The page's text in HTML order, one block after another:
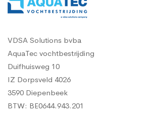
VDSA Solutions bvba
AquaTec vochtbestrijding
Duifhuisweg 10
IZ Dorpsveld 4026
3590 Diepenbeek
BTW: BE0644.943.201